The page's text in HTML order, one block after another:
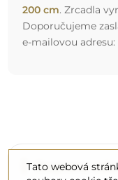
200 cm. Zrcadla
Doporučujeme
e-mailovou adresu:
Doprava
Tato webová